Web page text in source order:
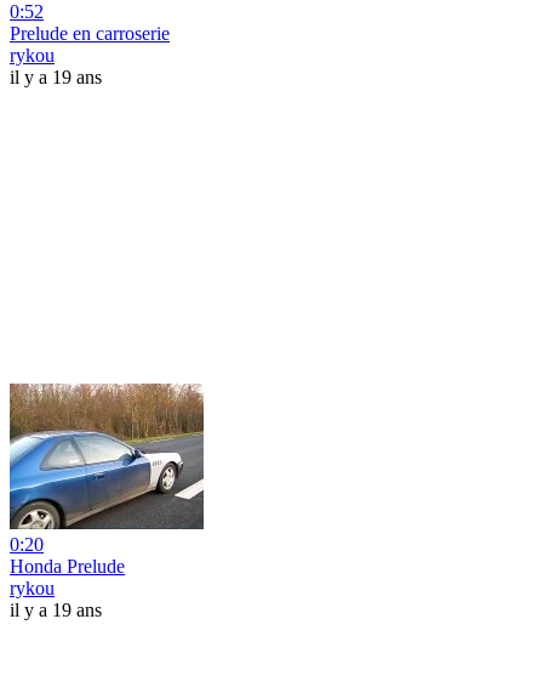
0:52
Prelude en carroserie
rykou
il y a 19 ans
0:20
Honda Prelude
rykou
il y a 19 ans